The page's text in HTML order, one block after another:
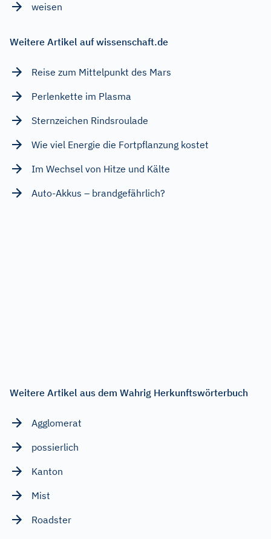
weisen
Weitere Artikel auf wissenschaft.de
Reise zum Mittelpunkt des Mars
Perlenkette im Plasma
Sternzeichen Rindsroulade
Wie viel Energie die Fortpflanzung kostet
Im Wechsel von Hitze und Kälte
Auto-Akkus – brandgefährlich?
Weitere Artikel aus dem Wahrig Herkunftswörterbuch
Agglomerat
possierlich
Kanton
Mist
Roadster